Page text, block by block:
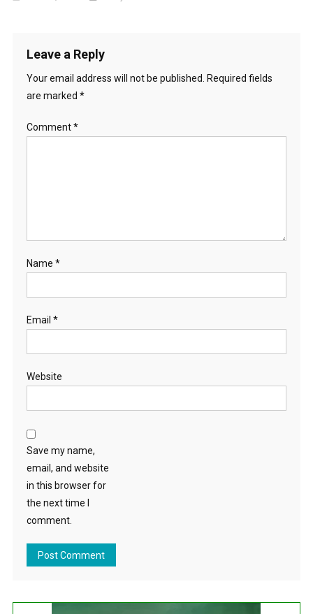
Leave a Reply
Your email address will not be published.
Required fields
are marked *
Comment*
Name *
Email *
Website
Save my name,
email, and website
in this browser for
the next time I
comment.